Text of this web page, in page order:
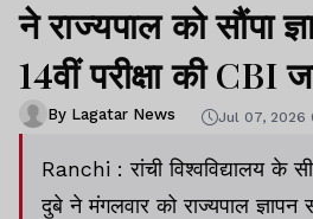
ने राज्यपाल को सौंपा
14वीं परीक्षा की CBI
By Lagatar News Jul 07, 2026
Ranchi : रांची विश्वविद्यालय के
दुबे ने मंगलवार को राज्यपाल ज्ञापन